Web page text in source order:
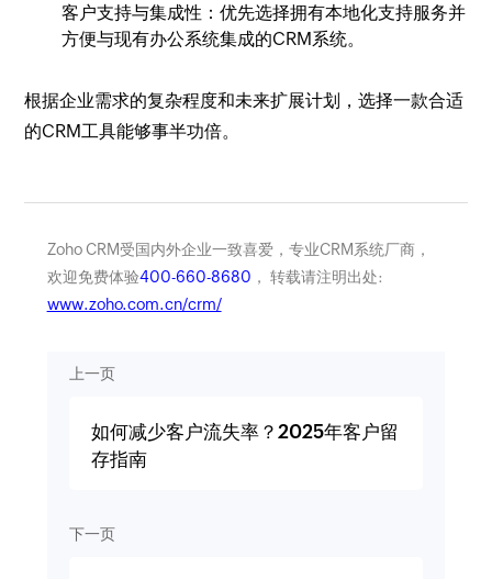
客户支持与集成性：优先选择拥有本地化支持服务并
方便与现有办公系统集成的CRM系统。
根据企业需求的复杂程度和未来扩展计划，选择一款合适
的CRM工具能够事半功倍。
Zoho CRM受国内外企业一致喜爱，专业CRM系统厂商，
欢迎免费体验400-660-8680 ， 转载请注明出处:
www.zoho.com.cn/crm/
上一页
如何减少客户流失率？2025年客户留
存指南
下一页